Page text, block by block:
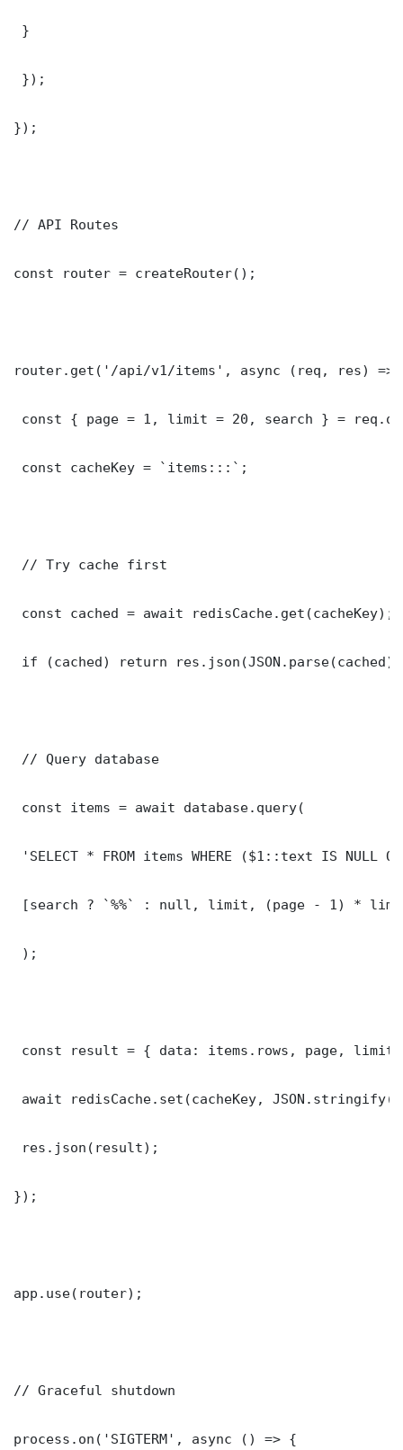
}
});
});
// API Routes
const router = createRouter();
router.get('/api/v1/items', async (req, res) =>
const { page = 1, limit = 20, search } =
const cacheKey = `items:::`;
// Try cache first
const cached = await redisCache.get(cacheKey);
if (cached) return
// Query database
const items = await database.query(
'SELECT * FROM items WHERE ($1::text IS NULL
[search ? `%%` : null, limit, (page - 1) *
);
const result = { data: items.rows, page,
await redisCache.set(cacheKey,
res.json(result);
});
app.use(router);
// Graceful shutdown
process.on('SIGTERM', async () => {